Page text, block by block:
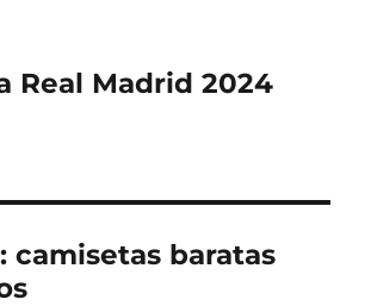
Real Madrid 2024
camisetas baratas